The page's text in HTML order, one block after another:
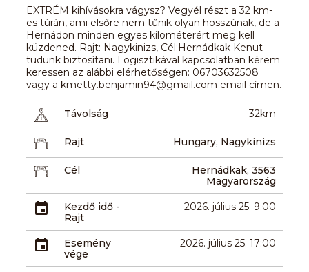
EXTRÉM kihívásokra vágysz? Vegyél részt a 32 km-
es túrán, ami elsőre nem tűnik olyan hosszúnak, de a
Hernádon minden egyes kilométerért meg kell
küzdened. Rajt: Nagykinizs, Cél:Hernádkak Kenut
tudunk biztosítani. Logisztikával kapcsolatban kérem
keressen az alábbi elérhetőségen: 06703632508
vagy a kmetty.benjamin94@gmail.com email címen.
Távolság 32km
Rajt Hungary, Nagykinizs
Cél
Hernádkak, 3563
Magyarország
Kezdő idő -
Rajt
2026. július 25. 9:00
Esemény
vége
2026. július 25. 17:00